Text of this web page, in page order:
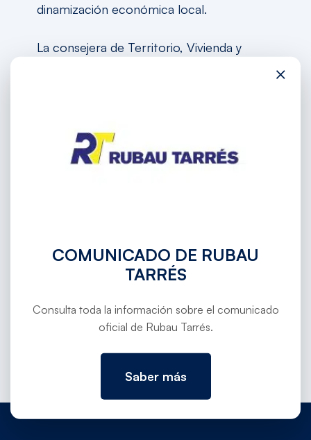
dinamización económica local.
La consejera de Territorio, Vivienda y
contribuye a una movilidad más
fibra óptica, drenaje y elementos de
integración ambiental.
×
COMUNICADO DE RUBAU
TARRÉS
Consulta toda la información sobre el comunicado
oficial de Rubau Tarrés.
Saber más